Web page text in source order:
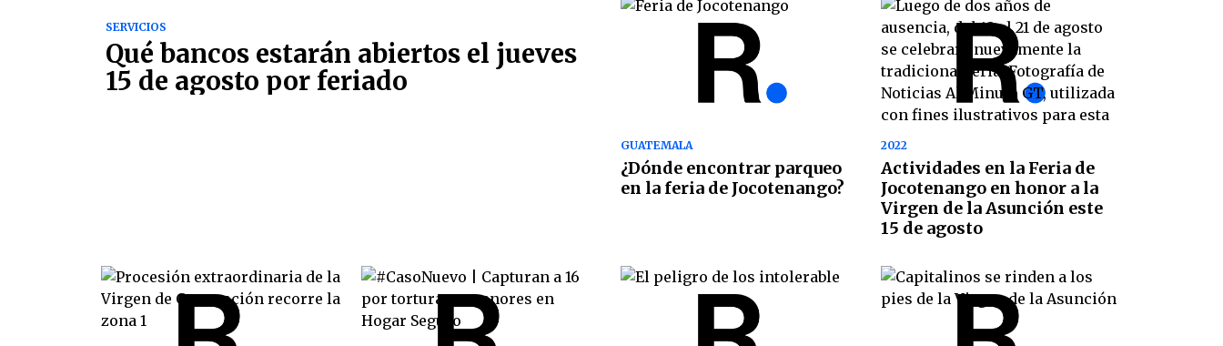
SERVICIOS
Qué bancos estarán abiertos el jueves
15 de agosto por feriado
GUATEMALA
¿Dónde encontrar parqueo
en la feria de Jocotenango?
2022
Actividades en la Feria de
Jocotenango en honor a la
Virgen de la Asunción este
15 de agosto